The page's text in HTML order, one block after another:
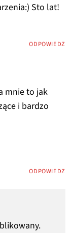
Sto lat!
ODPOWIEDZ
mnie to jak
i bardzo
ODPOWIEDZ